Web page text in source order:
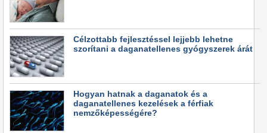
Célzottabb fejlesztéssel lejjebb lehetne
szorítani a daganatellenes gyógyszerek árát
Hogyan hatnak a daganatok és a
daganatellenes kezelések a férfiak
nemzőképességére?